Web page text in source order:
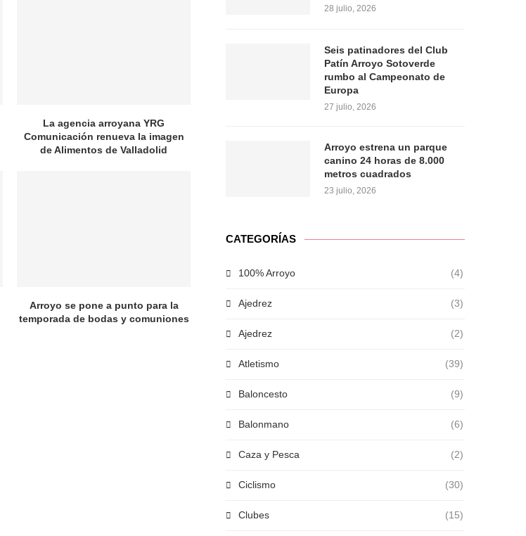
La agencia arroyana YRG
Comunicación renueva la imagen
de Alimentos de Valladolid
Arroyo se pone a punto para la
temporada de bodas y comuniones
28 julio, 2026
Seis patinadores del Club
Patín Arroyo Sotoverde
rumbo al Campeonato de
Europa
27 julio, 2026
Arroyo estrena un parque
canino 24 horas de 8.000
metros cuadrados
23 julio, 2026
CATEGORÍAS
100% Arroyo (4)
Ajedrez (3)
Ajedrez (2)
Atletismo (39)
Baloncesto (9)
Balonmano (6)
Caza y Pesca (2)
Ciclismo (30)
Clubes (15)